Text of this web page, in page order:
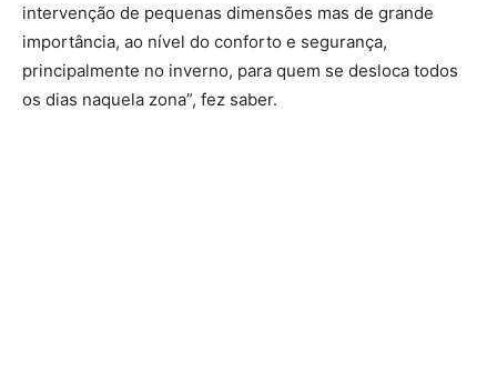
intervenção de pequenas dimensões mas de grande
importância, ao nível do conforto e segurança,
principalmente no inverno, para quem se desloca todos
os dias naquela zona”, fez saber.